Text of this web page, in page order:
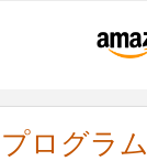
ログラ